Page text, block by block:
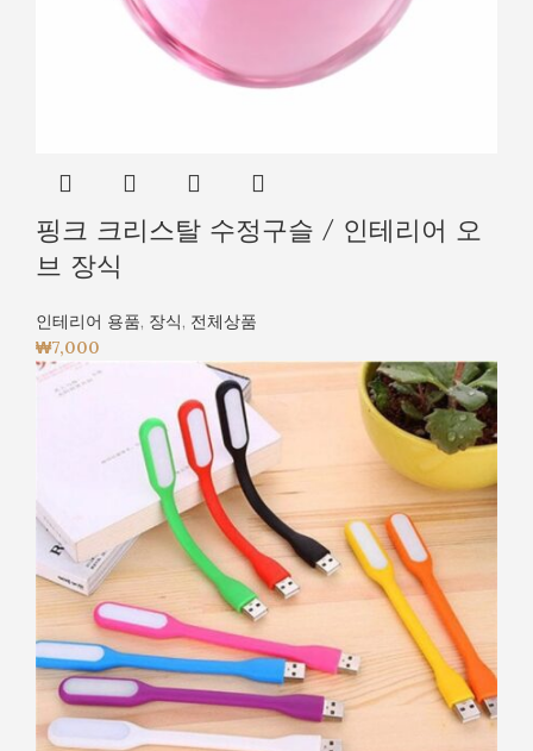
핑크 크리스탈 수정구슬 / 인테리어 오
브 장식
인테리어 용품, 장식, 전체상품
₩7,000